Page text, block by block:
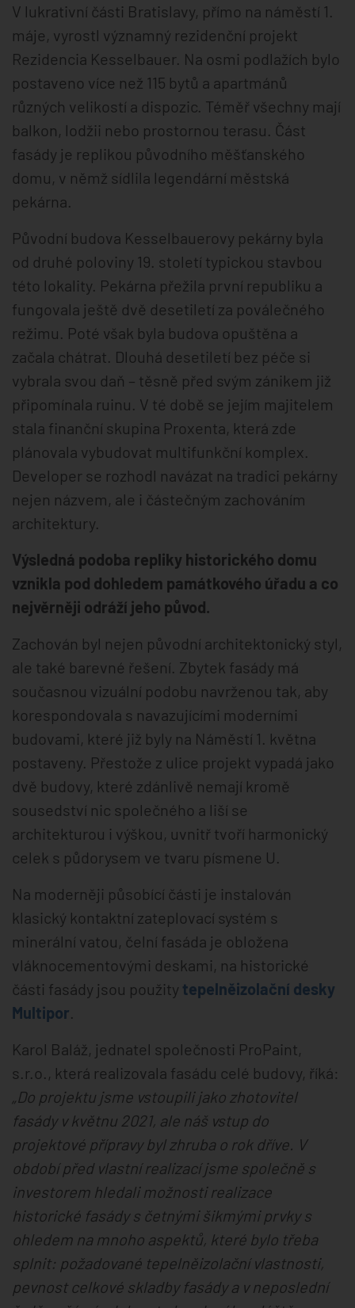
V lukrativní části Bratislavy, přímo na náměstí 1.
máje, vyrostl významný rezidenční projekt
Rezidencia Kesselbauer. Na osmi podlažích bylo
postaveno více než 115 bytů a apartmánů
různých velikostí a dispozic. Téměř všechny mají
balkon, lodžii nebo prostornou terasu. Část
fasády je replikou původního měšťanského
domu, v němž sídlila legendární městská
pekárna.
Původní budova Kesselbauerovy pekárny byla
od druhé poloviny 19. století typickou stavbou
této lokality. Pekárna přežila první republiku a
fungovala ještě dvě desetiletí za poválečného
režimu. Poté však byla budova opuštěna a
začala chátrat. Dlouhá desetiletí bez péče si
vybrala svou daň – těsně před svým zánikem již
připomínala ruinu. V té době se jejím majitelem
stala finanční skupina Proxenta, která zde
plánovala vybudovat multifunkční komplex.
Developer se rozhodl navázat na tradici pekárny
nejen názvem, ale i částečným zachováním
architektury.
Výsledná podoba repliky historického domu
vznikla pod dohledem památkového úřadu a co
nejvěrněji odráží jeho původ.
Zachován byl nejen původní architektonický styl,
ale také barevné řešení. Zbytek fasády má
současnou vizuální podobu navrženou tak, aby
korespondovala s navazujícími moderními
budovami, které již byly na Náměstí 1. května
postaveny. Přestože z ulice projekt vypadá jako
dvě budovy, které zdánlivě nemají kromě
sousedství nic společného a liší se
architekturou i výškou, uvnitř tvoří harmonický
celek s půdorysem ve tvaru písmene U.
Na moderněji působící části je instalován
klasický kontaktní zateplovací systém s
minerální vatou, čelní fasáda je obložena
vláknocementovými deskami, na historické
části fasády jsou použity tepelněizolační desky
Multipor.
Karol Baláž, jednatel společnosti ProPaint,
s.r.o., která realizovala fasádu celé budovy, říká:
„Do projektu jsme vstoupili jako zhotovitel
fasády v květnu 2021, ale náš vstup do
projektové přípravy byl zhruba o rok dříve. V
období před vlastní realizací jsme společně s
investorem hledali možnosti realizace
historické fasády s četnými šikmými prvky s
ohledem na mnoho aspektů, které bylo třeba
splnit: požadované tepelněizolační vlastnosti,
pevnost celkové skladby fasády a v neposlední